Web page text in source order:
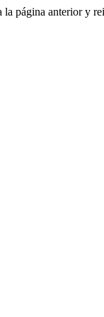
página anterior y